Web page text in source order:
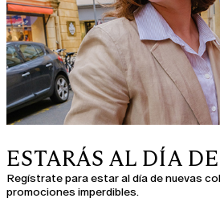
ESTARÁS AL DÍA
Regístrate para estar al día de nuevas
promociones imperdibles.